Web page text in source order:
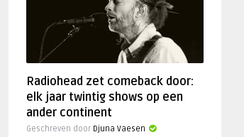
Radiohead zet comeback door:
elk jaar twintig shows op een
ander continent
Geschreven door Djuna Vaesen